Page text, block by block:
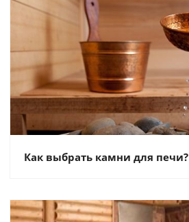
Как выбрать камни для печи?